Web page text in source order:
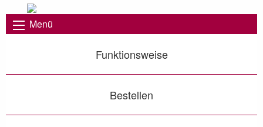
Menü
Funktionsweise
Bestellen